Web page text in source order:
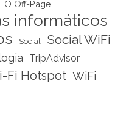
Off-Page
informáticos
Social Social WiFi
TripAdvisor
Fi Hotspot WiFi